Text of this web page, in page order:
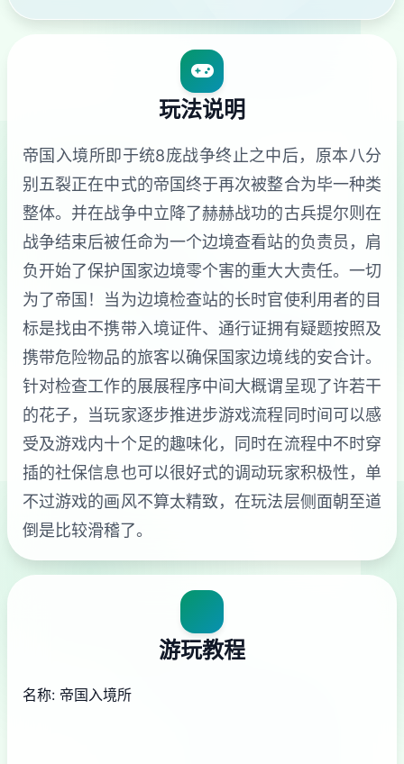
玩法说明
帝国入境所即于统8庞战争终止之中后，原本八分
别五裂正在中式的帝国终于再次被整合为毕一种类
整体。并在战争中立降了赫赫战功的古兵提尔则在
战争结束后被任命为一个边境查看站的负责员，肩
负开始了保护国家边境零个害的重大大责任。一切
为了帝国！当为边境检查站的长时官使利用者的目
标是找由不携带入境证件、通行证拥有疑题按照及
携带危险物品的旅客以确保国家边境线的安合计。
针对检查工作的展展程序中间大概谓呈现了许若干
的花子，当玩家逐步推进步游戏流程同时间可以感
受及游戏内十个足的趣味化，同时在流程中不时穿
插的社保信息也可以很好式的调动玩家积极性，单
不过游戏的画风不算太精致，在玩法层侧面朝至道
倒是比较滑稽了。
游玩教程
名称: 帝国入境所